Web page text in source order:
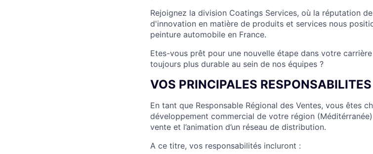
Rejoignez la division Coatings Services, où la réputation
d'innovation en matière de produits et services nous
peinture automobile en France.
Etes-vous prêt pour une nouvelle étape dans votre
toujours plus durable au sein de nos équipes ?
VOS PRINCIPALES RESPONSABILITES
En tant que Responsable Régional des Ventes, vous êtes
développement commercial de votre région
vente et l’animation d’un réseau de distribution.
A ce titre, vos responsabilités incluront :